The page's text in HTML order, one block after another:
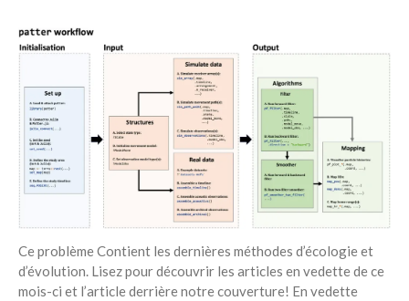
Ce problème Contient les dernières méthodes d’écologie et
d’évolution. Lisez pour découvrir les articles en vedette de ce
mois-ci et l’article derrière notre couverture! En vedette